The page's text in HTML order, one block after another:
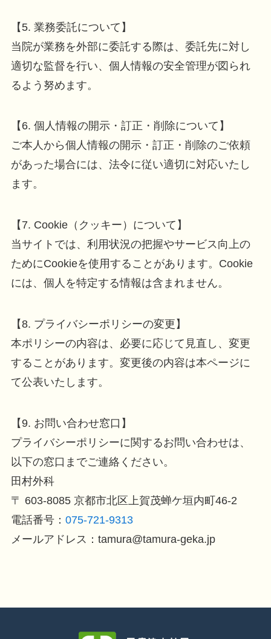
【5. 業務委託について】
当院が業務を外部に委託する際は、委託先に対し
適切な監督を行い、個人情報の安全管理が図られ
るよう努めます。
【6. 個人情報の開示・訂正・削除について】
ご本人から個人情報の開示・訂正・削除のご依頼
があった場合には、法令に従い適切に対応いたし
ます。
【7. Cookie（クッキー）について】
当サイトでは、利用状況の把握やサービス向上の
ためにCookieを使用することがあります。Cookie
には、個人を特定する情報は含まれません。
【8. プライバシーポリシーの変更】
本ポリシーの内容は、必要に応じて見直し、変更
することがあります。変更後の内容は本ページに
て公表いたします。
【9. お問い合わせ窓口】
プライバシーポリシーに関するお問い合わせは、
以下の窓口までご連絡ください。
田村外科
〒 603-8085 京都市北区上賀茂蝉ケ垣内町46-2
電話番号： 075-721-9313
メールアドレス：tamura@tamura-geka.jp